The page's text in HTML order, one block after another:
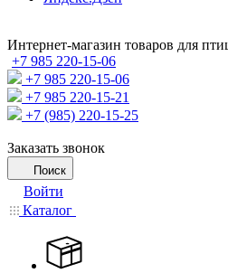
Интернет-магазин товаров для
+7 985 220-15-06
+7 985 220-15-06
+7 985 220-15-21
+7 (985) 220-15-25
Заказать звонок
Поиск
Войти
Каталог